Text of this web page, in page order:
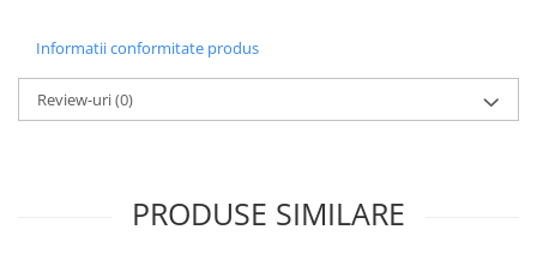
Informatii conformitate produs
Review-uri(0)
PRODUSE SIMILARE